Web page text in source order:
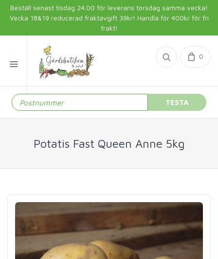
Beställ senast tisdag 24.00 för leverans torsdag samma vecka!
Vecka 18&19 reducerad fraktavgift 39kr! Handla för 400kr för fri
frakt!
0
TESTA
Potatis Fast Queen Anne 5kg